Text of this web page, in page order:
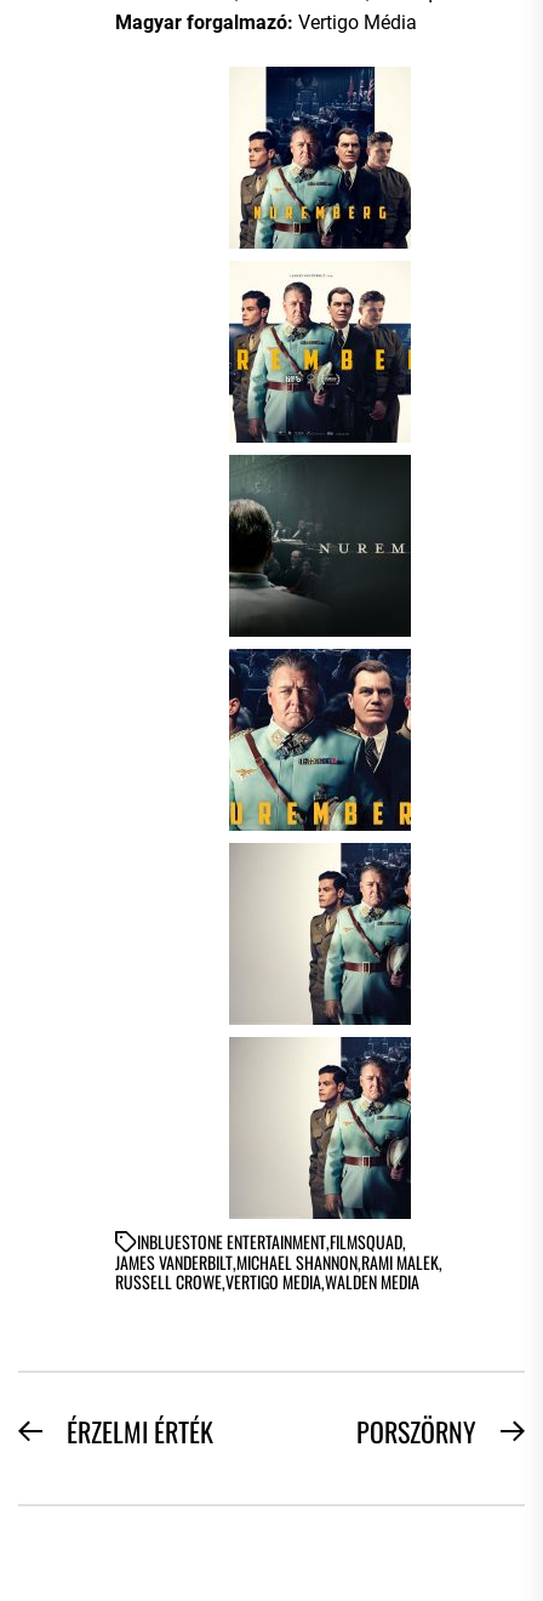
Magyar forgalmazó: Vertigo Média
INBLUESTONE ENTERTAINMENT,FILMSQUAD,
JAMES VANDERBILT,MICHAEL SHANNON,RAMI MALEK,
RUSSELL CROWE,VERTIGO MEDIA,WALDEN MEDIA
BEJEGYZÉS
PreviousÉRZELMI ÉRTÉK PORSZÖRNY